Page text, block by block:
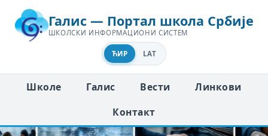
Галис — Портал школа Србије
ШКОЛСКИ ИНФОРМАЦИОНИ СИСТЕМ
ЋИР LAT
Школе Галис Вести
Линкови
Контакт